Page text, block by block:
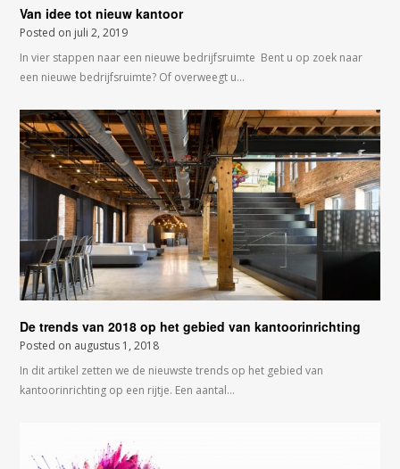
Van idee tot nieuw kantoor
Posted on juli 2, 2019
In vier stappen naar een nieuwe bedrijfsruimte Bent u op zoek naar
een nieuwe bedrijfsruimte? Of overweegt u…
De trends van 2018 op het gebied van kantoorinrichting
Posted on augustus 1, 2018
In dit artikel zetten we de nieuwste trends op het gebied van
kantoorinrichting op een rijtje. Een aantal…